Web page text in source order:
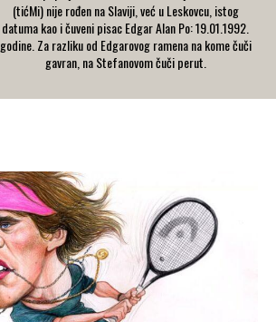
(tićMi) nije rođen na Slaviji, već u Leskovcu, istog
datuma kao i čuveni pisac Edgar Alan Po: 19.01.1992.
godine. Za razliku od Edgarovog ramena na kome čuči
gavran, na Stefanovom čuči perut.